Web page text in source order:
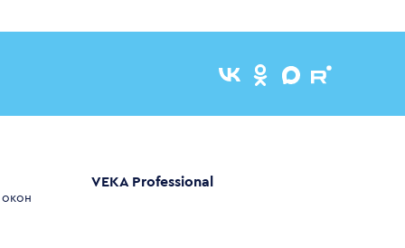
VEKA Professional